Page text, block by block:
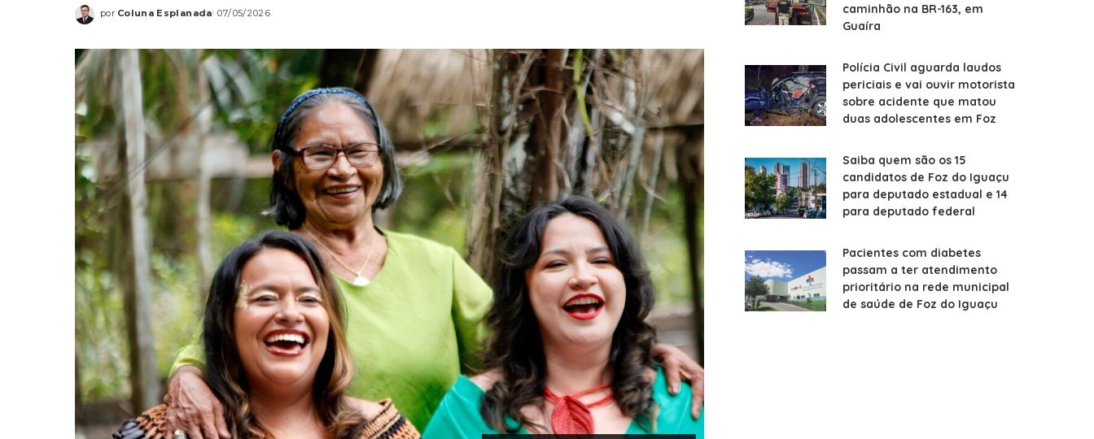
por Coluna Esplanada 07/05/2026
caminhão na BR-163, em
Guaíra
Polícia Civil aguarda laudos
periciais e vai ouvir motorista
sobre acidente que matou
duas adolescentes em Foz
Saiba quem são os 15
candidatos de Foz do Iguaçu
para deputado estadual e 14
para deputado federal
Pacientes com diabetes
passam a ter atendimento
prioritário na rede municipal
de saúde de Foz do Iguaçu